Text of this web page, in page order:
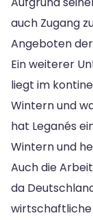
auch Zugang
Angeboten
Ein weiterer
liegt im
Wintern und
hat Leganés
Wintern und
Auch die
da
wirtschaftliche